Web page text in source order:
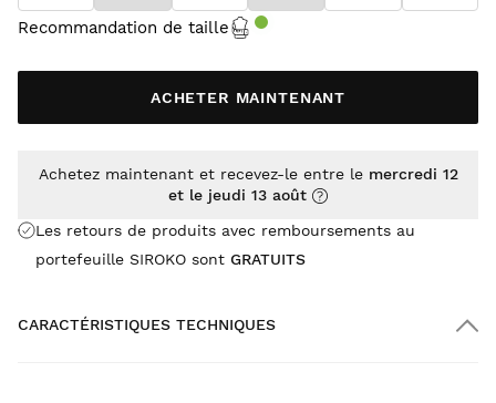
Recommandation de taille
ACHETER MAINTENANT
Les retours de produits avec remboursements au
portefeuille SIROKO sont GRATUITS
Achetez maintenant et recevez-le entre le mercredi 12
et le jeudi 13 août
CARACTÉRISTIQUES TECHNIQUES